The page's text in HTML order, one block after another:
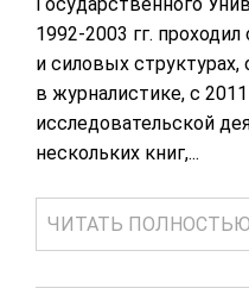
Государственного
1992-2003 гг.
и силовых структурах,
в журналистике, с
исследовательской
нескольких книг,...
ЧИТАТЬ ПОЛНОСТЬЮ